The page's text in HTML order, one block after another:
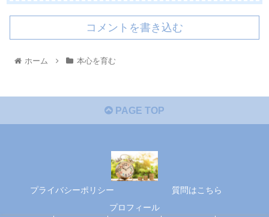
コメントを書き込む
ホーム 本心を育む
PAGE TOP
プライバシーポリシー
質問はこちら
プロフィール